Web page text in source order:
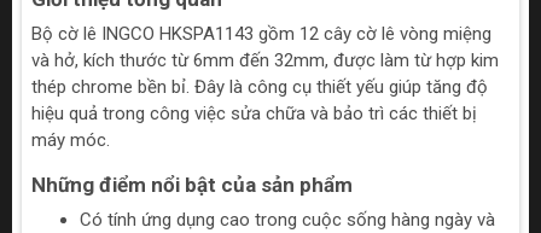
Bộ cờ lê INGCO HKSPA1143 gồm 12 cây cờ lê vòng miệng
và hở, kích thước từ 6mm đến 32mm, được làm từ hợp kim
thép chrome bền bỉ. Đây là công cụ thiết yếu giúp tăng độ
hiệu quả trong công việc sửa chữa và bảo trì các thiết bị
máy móc.
Những điểm nổi bật của sản phẩm
Có tính ứng dụng cao trong cuộc sống hàng ngày và